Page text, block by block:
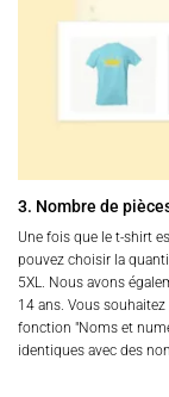
3. Nombre de
Une fois que le t-shirt
pouvez choisir la
5XL. Nous avons
14 ans. Vous
fonction "Noms et
identiques avec des